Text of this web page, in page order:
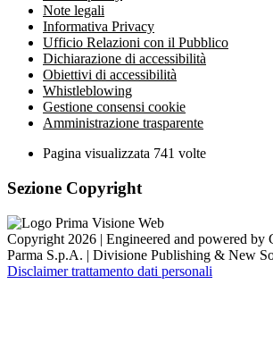
Note legali
Informativa Privacy
Ufficio Relazioni con il Pubblico
Dichiarazione di accessibilità
Obiettivi di accessibilità
Whistleblowing
Gestione consensi cookie
Amministrazione trasparente
Pagina visualizzata 741 volte
Sezione Copyright
Copyright 2026 | Engineered and powered by
Parma S.p.A. | Divisione Publishing & New
Disclaimer trattamento dati personali